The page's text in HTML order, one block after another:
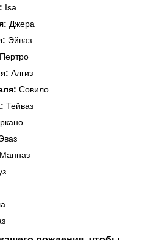
Isa
Джера
Эйваз
Пертро
Алгиз
Совило
Тейваз
Манназ